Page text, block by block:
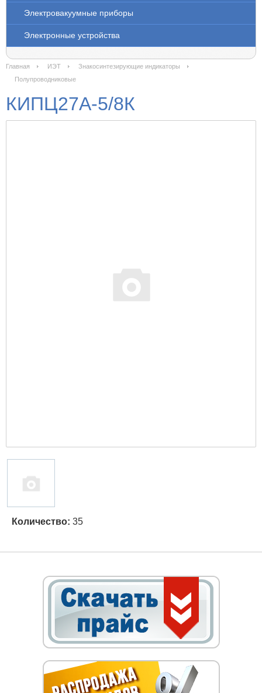
Электровакуумные приборы
Электронные устройства
Главная ИЭТ
Знакосинтезирующие индикаторы
Полупроводниковые
КИПЦ27А-5/8К
Количество: 35